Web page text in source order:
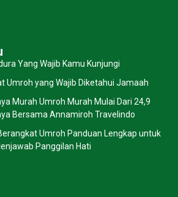
Yang Wajib Kamu Kunjungi
Umroh yang Wajib Diketahui Jamaah
Murah Umroh Murah Mulai Dari 24,9
Bersama Annamiroh Travelindo
Umroh Panduan Lengkap untuk
Panggilan Hati